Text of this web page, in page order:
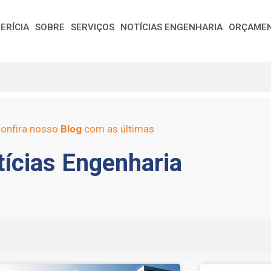
SOBRE SERVIÇOS NOTÍCIAS ENGENHARIA
nosso Blogcom as últimas
Engenharia